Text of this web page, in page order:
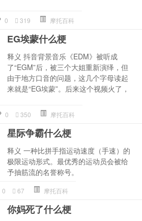
0 319 摩托百科
EG埃蒙什么梗
释义 抖音背景音乐《EDM》被听成
了“EGM”后，被三个大姐重新演绎，但
由于地方口音的问题，这几个字母读起
来就是“EG埃蒙”。后来这个视频火了，
0 350 摩托百科
星际争霸什么梗
释义 一种比拼手指运动速度（手速）的
极限运动形式。最优秀的运动员会被给
予抽筋流的名誉称号。
0 67 摩托百科
你妈死了什么梗